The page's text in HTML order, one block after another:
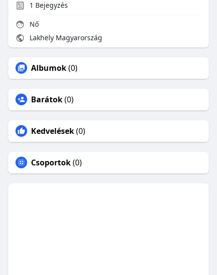
1 Bejegyzés
Nő
Lakhely Magyarország
Albumok(0)
Barátok(0)
Kedvelések(0)
Csoportok(0)